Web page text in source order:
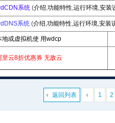
系统 (介绍,功能特性,运行环境,安装
系统 (介绍,功能特性,运行环境,安装
地或虚拟机使 用wdcp
里云8折优惠券 无敌云
1 2
返回列表